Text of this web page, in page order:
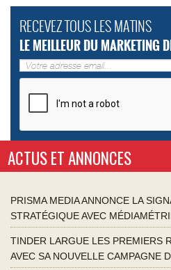
RECEVEZ TOUS LES MATINS
LE MEILLEUR DU MARKETING
ACTUS ET ANNONCES
PRISMA MEDIA ANNONCE LA
STRATÉGIQUE AVEC
TINDER LARGUE LES PREMIERS
AVEC SA NOUVELLE CAMPAGNE